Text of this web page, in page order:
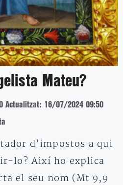
Mateu?
Actualitzat: 16/07/2024 09:50
d’impostos a qui
lo? Així ho explica
el seu nom (Mt 9,9